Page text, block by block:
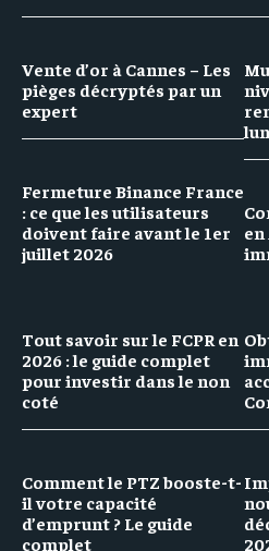
Vente d’or à Cannes – Les
pièges décryptés par un
expert
Fermeture Binance France
: ce que les utilisateurs
doivent faire avant le 1er
juillet 2026
en
Tout savoir sur le FCPR en
2026 : le guide complet
pour investir dans le non
coté
Comment le PTZ booste-t-
il votre capacité
d’emprunt ? Le guide
complet